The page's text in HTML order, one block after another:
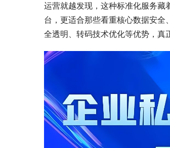
运营就越发现，这种标准化服务藏
台，更适合那些看重核心数据安
全透明、转码技术优化等优势，真